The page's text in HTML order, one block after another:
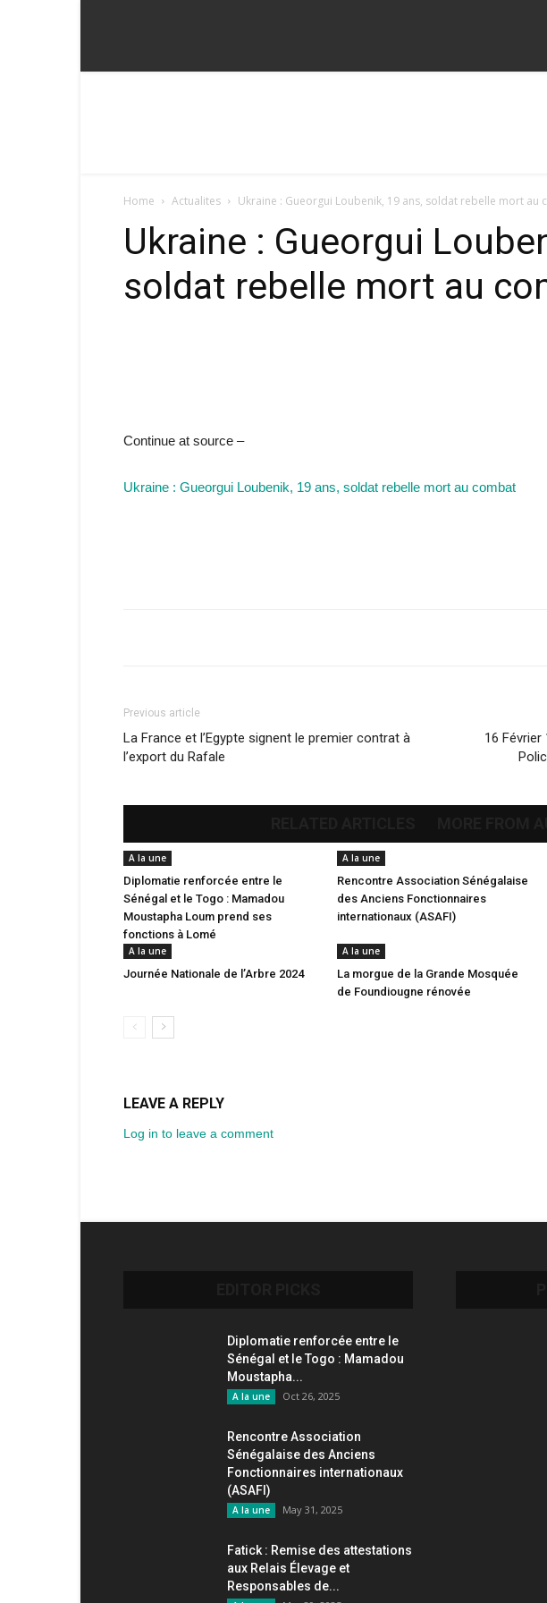
Home Actualites Ukraine : Gueorgui Loubenik, 19 ans, soldat rebelle mort au
Ukraine : Gueorgui
soldat rebelle mort au
Continue at source –
Ukraine : Gueorgui Loubenik, 19 ans, soldat rebelle mort au combat
Previous article
La France et l’Egypte signent le premier contrat à
l’export du Rafale
16 Février
A la une
Diplomatie renforcée entre le
Sénégal et le Togo : Mamadou
Moustapha Loum prend ses
fonctions à Lomé
A la une
Rencontre Association Sénégalaise
des Anciens Fonctionnaires
internationaux (ASAFI)
A la une
Journée Nationale de l’Arbre 2024
A la une
La morgue de la Grande Mosquée
de Foundiougne rénovée
LEAVE A REPLY
Log in to leave a comment
Diplomatie renforcée entre le
Sénégal et le Togo : Mamadou
Moustapha...
A la une Oct 26, 2025
Rencontre Association
Sénégalaise des Anciens
Fonctionnaires internationaux
(ASAFI)
A la une May 31, 2025
Fatick : Remise des attestations
aux Relais Élevage et
Responsables de...